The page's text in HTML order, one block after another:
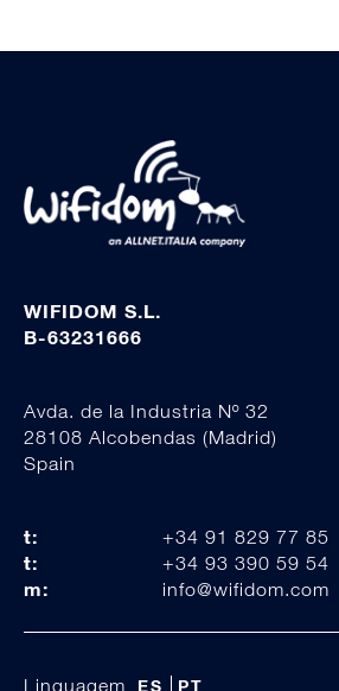
WIFIDOM S.L.
B-63231666
Avda. de la Industria Nº 32
28108 Alcobendas (Madrid)
Spain
t: +34 91 829 77 85
t: +34 93 390 59 54
m: info@wifidom.com
Linguagem ES PT